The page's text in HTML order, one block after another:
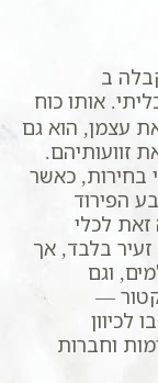
ב
אותו כוח
עצמן, הוא גם
זוועותיהם.
בחירות, כאשר
הפירוד
זאת לכלי
בלבד, אך
וגם
—
וחברות